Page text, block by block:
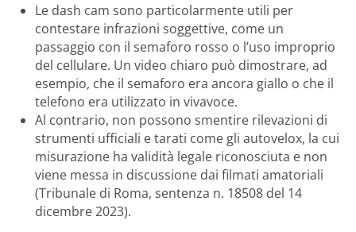
Le dash cam sono particolarmente utili per
contestare infrazioni soggettive, come un
passaggio con il semaforo rosso o l’uso improprio
del cellulare. Un video chiaro può dimostrare, ad
esempio, che il semaforo era ancora giallo o che il
telefono era utilizzato in vivavoce.
Al contrario, non possono smentire rilevazioni di
strumenti ufficiali e tarati come gli autovelox, la cui
misurazione ha validità legale riconosciuta e non
viene messa in discussione dai filmati amatoriali
(Tribunale di Roma, sentenza n. 18508 del 14
dicembre 2023).